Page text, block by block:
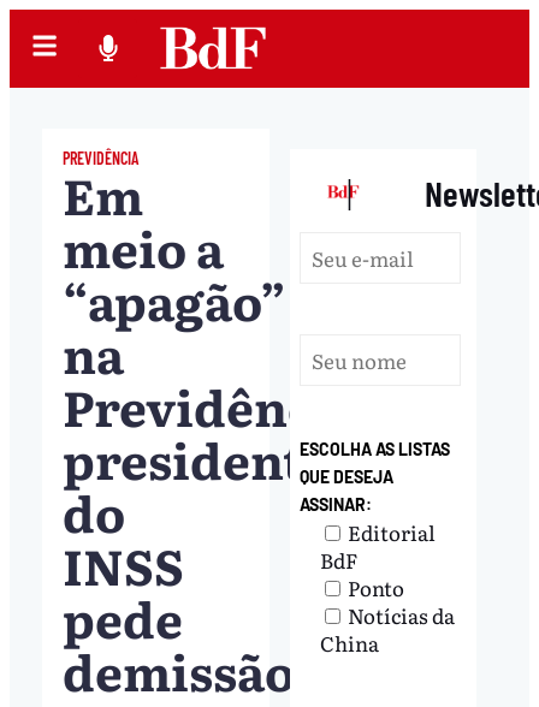
PREVIDÊNCIA
Em
meio a
“apagão”
na
Previdência,
presidente
do
INSS
pede
demissão
|
ESCOLHA AS LISTAS
QUE DESEJA
ASSINAR:
Editorial
BdF
Ponto
Notícias da
China